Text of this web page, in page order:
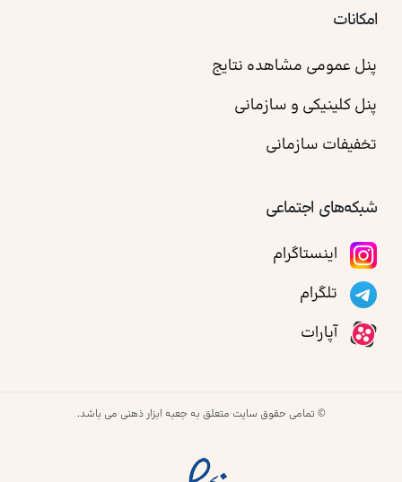
امکانات
پنل عمومی مشاهده نتایج
پنل کلینیکی و سازمانی
تخفیفات سازمانی
شبکه‌های اجتماعی
اینستاگرام
تلگرام
آپارات
© تمامی حقوق سایت متعلق به جعبه ابزار ذهنی می باشد.